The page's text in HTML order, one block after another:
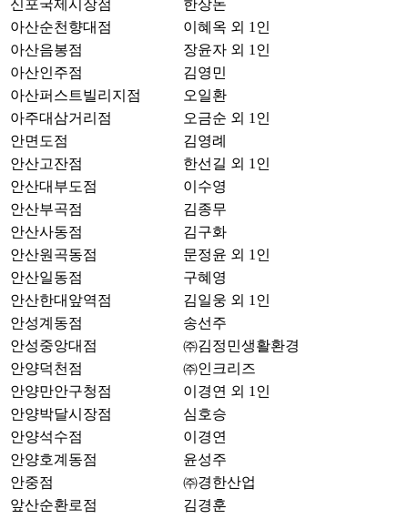
신포국제시장점
한상돈
아산순천향대점
이혜옥 외 1인
아산음봉점
장윤자 외 1인
아산인주점
김영민
아산퍼스트빌리지점
오일환
아주대삼거리점
오금순 외 1인
안면도점
김영례
안산고잔점
한선길 외 1인
안산대부도점
이수영
안산부곡점
김종무
안산사동점
김구화
안산원곡동점
문정윤 외 1인
안산일동점
구혜영
안산한대앞역점
김일웅 외 1인
안성계동점
송선주
안성중앙대점
㈜김정민생활환경
안양덕천점
㈜인크리즈
안양만안구청점
이경연 외 1인
안양박달시장점
심호승
안양석수점
이경연
안양호계동점
윤성주
안중점
㈜경한산업
앞산순환로점
김경훈